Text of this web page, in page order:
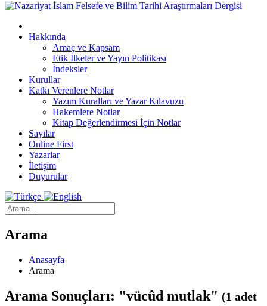
Hakkında
Amaç ve Kapsam
Etik İlkeler ve Yayın Politikası
İndeksler
Kurullar
Katkı Verenlere Notlar
Yazım Kuralları ve Yazar Kılavuzu
Hakemlere Notlar
Kitap Değerlendirmesi İçin Notlar
Sayılar
Online First
Yazarlar
İletişim
Duyurular
Arama
Anasayfa
Arama
Arama Sonuçları: "vücûd mutlak" (1 adet